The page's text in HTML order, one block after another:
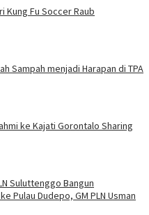
Kung Fu Soccer Raub
Sampah menjadi Harapan di TPA
ke Kajati Gorontalo Sharing
Suluttenggo Bangun
Pulau Dudepo, GM PLN Usman